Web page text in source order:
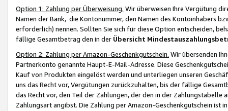
Option 1: Zahlung per Überweisung. Wir überweisen Ihre Vergütung
Namen der Bank, die Kontonummer, den Namen des Kontoinhabers
erforderlich) nennen. Sollten Sie sich für diese Option entscheiden,
fällige Gesamtbetrag den in der Übersicht
Option 2: Zahlung per Amazon-Geschenkgutschein. Wir übersenden
Partnerkonto genannte Haupt-E-Mail-Adresse. Diese
Kauf von Produkten eingelöst werden und unterliegen unseren
uns das Recht vor, Vergütungen zurückzuhalten, bis der fällige
das Recht vor, den Teil der Zahlungen, der den in der
Zahlungsart angibst. Die Zahlung per Amazon-Geschenkgutschein ist